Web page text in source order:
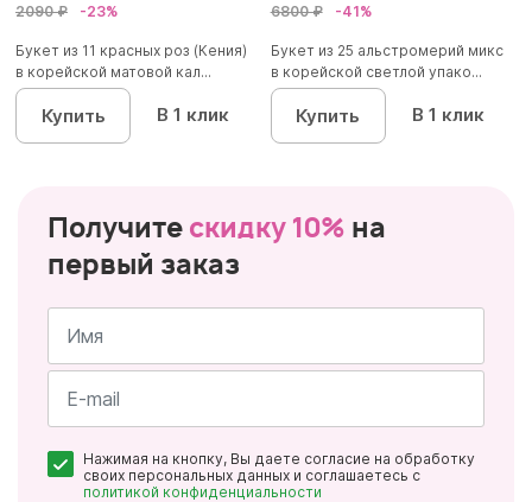
2090 ₽ -23%
Букет из 11 красных роз (Кения)
в корейской матовой кал...
Купить В 1 клик
6800 ₽ -41%
Букет из 25 альстромерий микс
в корейской светлой упако...
Купить В 1 клик
Получите скидку 10% на
первый заказ
Имя
*
Нажимая на кнопку, Вы даете согласие на обработку
своих персональных данных и соглашаетесь с
политикой конфиденциальности